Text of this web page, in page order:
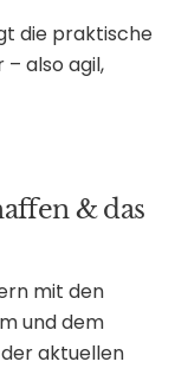
die praktische
– also agil,
& das
mit den
und dem
aktuellen